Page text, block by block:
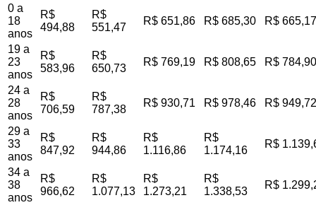
0 a
18
anos
R$
494,88
R$
551,47
R$ 651,86 R$ 685,30 R$ 665,17
19 a
23
anos
R$
583,96
R$
650,73
R$ 769,19 R$ 808,65 R$ 784,90
24 a
28
anos
R$
706,59
R$
787,38
R$ 930,71 R$ 978,46 R$ 949,72
29 a
33
anos
R$
847,92
R$
944,86
R$
1.116,86
R$
1.174,16
R$
34 a
38
anos
R$
966,62
R$
1.077,13
R$
1.273,21
R$
1.338,53
R$